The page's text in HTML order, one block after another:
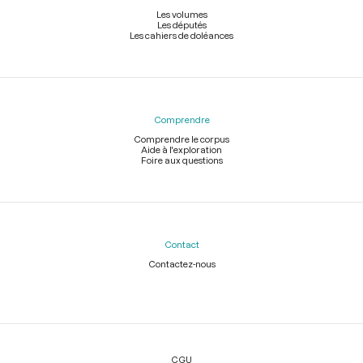
Les volumes
Les députés
Les cahiers de doléances
Comprendre
Comprendre le corpus
Aide à l'exploration
Foire aux questions
Contact
Contactez-nous
Légal
CGU